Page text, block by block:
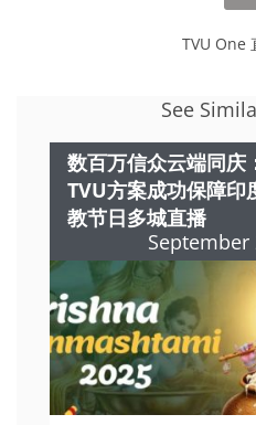
TVU One
See
数百万信众云端同庆
TVU方案成功保障印
教节日多城直播
September